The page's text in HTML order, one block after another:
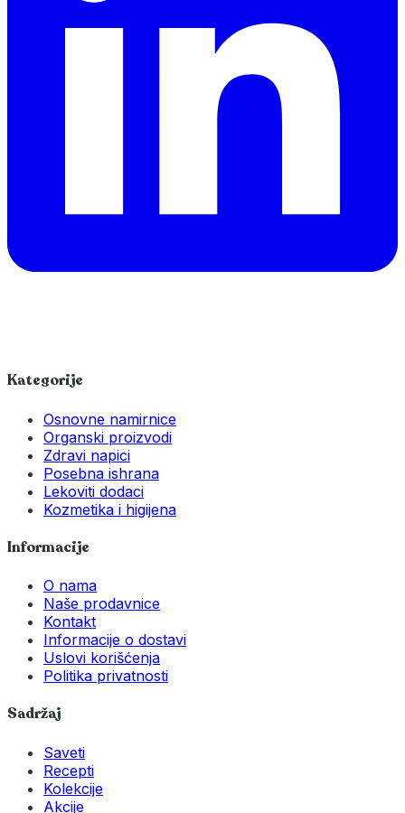
Kategorije
Osnovne namirnice
Organski proizvodi
Zdravi napici
Posebna ishrana
Lekoviti dodaci
Kozmetika i higijena
Informacije
O nama
Naše prodavnice
Kontakt
Informacije o dostavi
Uslovi korišćenja
Politika privatnosti
Sadržaj
Saveti
Recepti
Kolekcije
Akcije